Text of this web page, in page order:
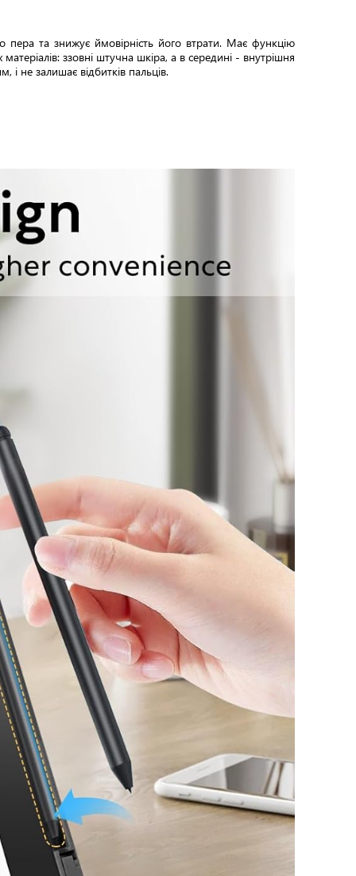
та знижує ймовірність його втрати. Має функцію
ззовні штучна шкіра, а в середині - внутрішня
не залишає відбитків пальців.